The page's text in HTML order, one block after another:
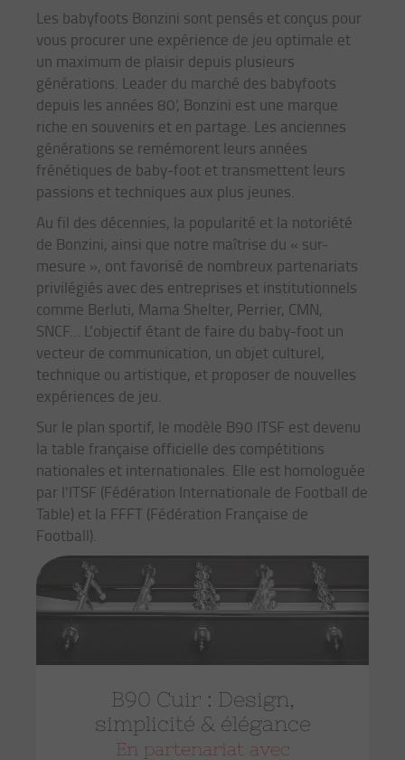
Les babyfoots Bonzini sont pensés et conçus pour
vous procurer une expérience de jeu optimale et
un maximum de plaisir depuis plusieurs
générations. Leader du marché des babyfoots
depuis les années 80’, Bonzini est une marque
riche en souvenirs et en partage. Les anciennes
générations se remémorent leurs années
frénétiques de baby-foot et transmettent leurs
passions et techniques aux plus jeunes.
Au fil des décennies, la popularité et la notoriété
de Bonzini, ainsi que notre maîtrise du « sur-
mesure », ont favorisé de nombreux partenariats
privilégiés avec des entreprises et institutionnels
comme Berluti, Mama Shelter, Perrier, CMN,
SNCF… L’objectif étant de faire du baby-foot un
vecteur de communication, un objet culturel,
technique ou artistique, et proposer de nouvelles
expériences de jeu.
Sur le plan sportif, le modèle B90 ITSF est devenu
la table française officielle des compétitions
nationales et internationales. Elle est homologuée
par l'ITSF (Fédération Internationale de Football de
Table) et la FFFT (Fédération Française de
Football).
B90 Cuir : Design,
simplicité & élégance
En partenariat avec